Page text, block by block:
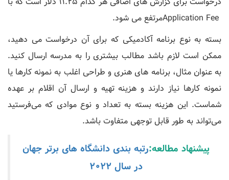
بسته به نوع برنامه آکادمیکی که برای آن درخواست می دهید،
ممکن است لازم باشد مطالب بیشتری را به مدرسه ارسال کنید.
به عنوان مثال، برنامه های هنری و طراحی اغلب به نمونه کارها یا
نمونه کارها نیاز دارند و هزینه تهیه و ارسال آن اقلام بر عهده
شماست. این هزینه بسته به تعداد و نوع موادی که می‌فرستید
می‌تواند به ‌طور قابل توجهی متفاوت باشد.
پیشنهاد مطالعه:رتبه بندی دانشگاه های برتر جهان
در سال 2022